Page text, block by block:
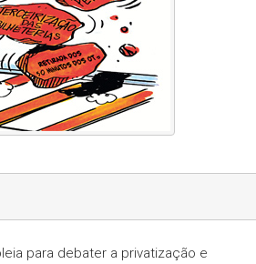
para debater a privatização e